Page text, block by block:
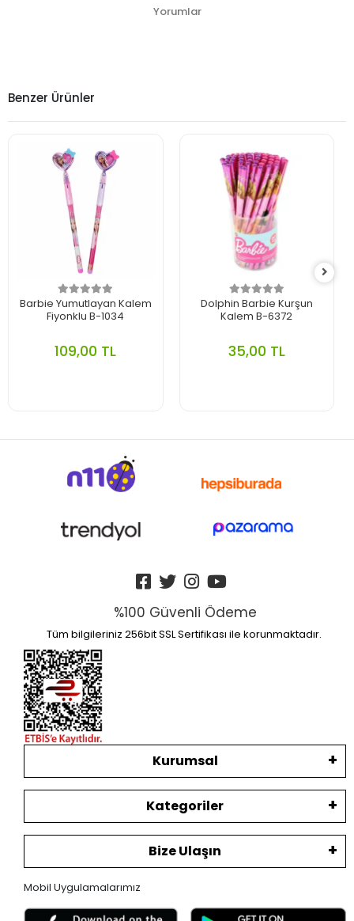
Yorumlar
Benzer Ürünler
Barbie Yumutlayan Kalem
Fiyonklu B-1034
109,00 TL
Dolphin Barbie Kurşun
Kalem B-6372
35,00 TL
%100 Güvenli Ödeme
Tüm bilgileriniz 256bit SSL Sertifikası ile korunmaktadır.
Kurumsal
Kategoriler
Bize Ulaşın
Mobil Uygulamalarımız